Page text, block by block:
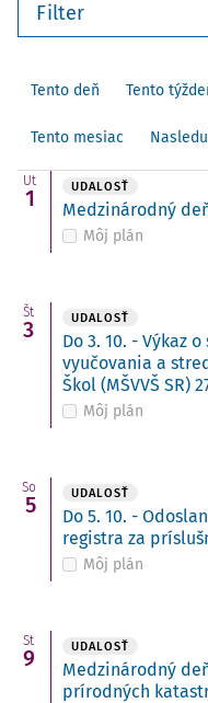
Filter
Tento deň Tento
Tento mesiac
Ut
1 UDALOSŤ
Medzinárodný
Môj plán
Št
3 UDALOSŤ
Do 3. 10. - Výkaz
vyučovania a
Škol (MŠVVŠ SR)
Môj plán
So
5 UDALOSŤ
Do 5. 10. -
registra za
Môj plán
St
9 UDALOSŤ
Medzinárodný
prírodných